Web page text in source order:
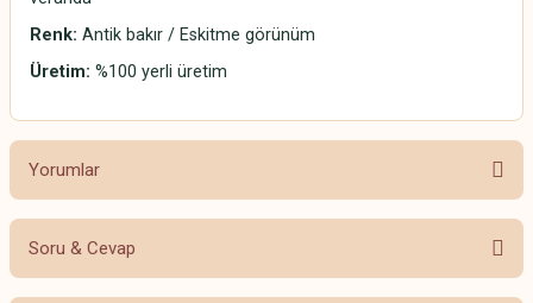
Renk: Antik bakır / Eskitme görünüm
Üretim: %100 yerli üretim
Yorumlar
Bu ürüne ilk yorumu siz yapın!
Soru & Cevap